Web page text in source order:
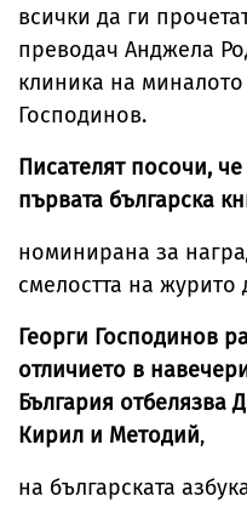
всички да ги
преводач Анджела
клиника на миналото
Господинов.
Писателят посочи,
първата българска
номинирана за
смелостта на
Георги Господинов
отличието в
България отбелязва
Кирил и Методий,
на българската